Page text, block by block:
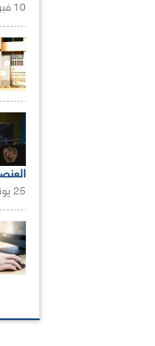
10 فبراير 2021 |
25 يونيو 2021 |